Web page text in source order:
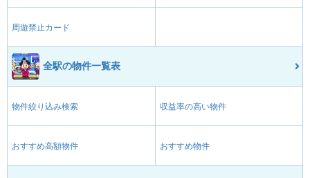
周遊禁止カード
全駅の物件一覧表
物件絞り込み検索 収益率の高い物件
おすすめ高額物件 おすすめ物件